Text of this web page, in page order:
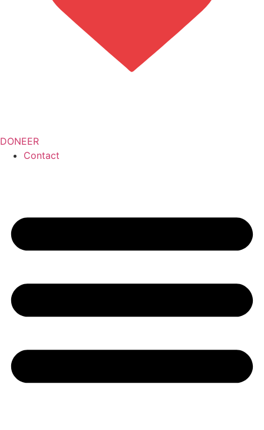
DONEER
Contact